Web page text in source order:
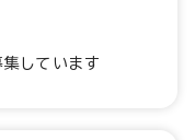
しています